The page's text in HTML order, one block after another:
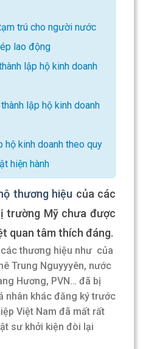
trú cho người nước
lao động
lập hộ kinh doanh
lập hộ kinh doanh
hộ kinh doanh theo quy
hiện hành
thương hiệu của các
trường Mỹ chưa được
quan tâm thích đáng.
thương hiệu như của
Trung Nguyyyên, nước
Hương, PVN… đã bị
nhân khác đăng ký trước
Việt Nam đã mất rất
sư khởi kiện đòi lại